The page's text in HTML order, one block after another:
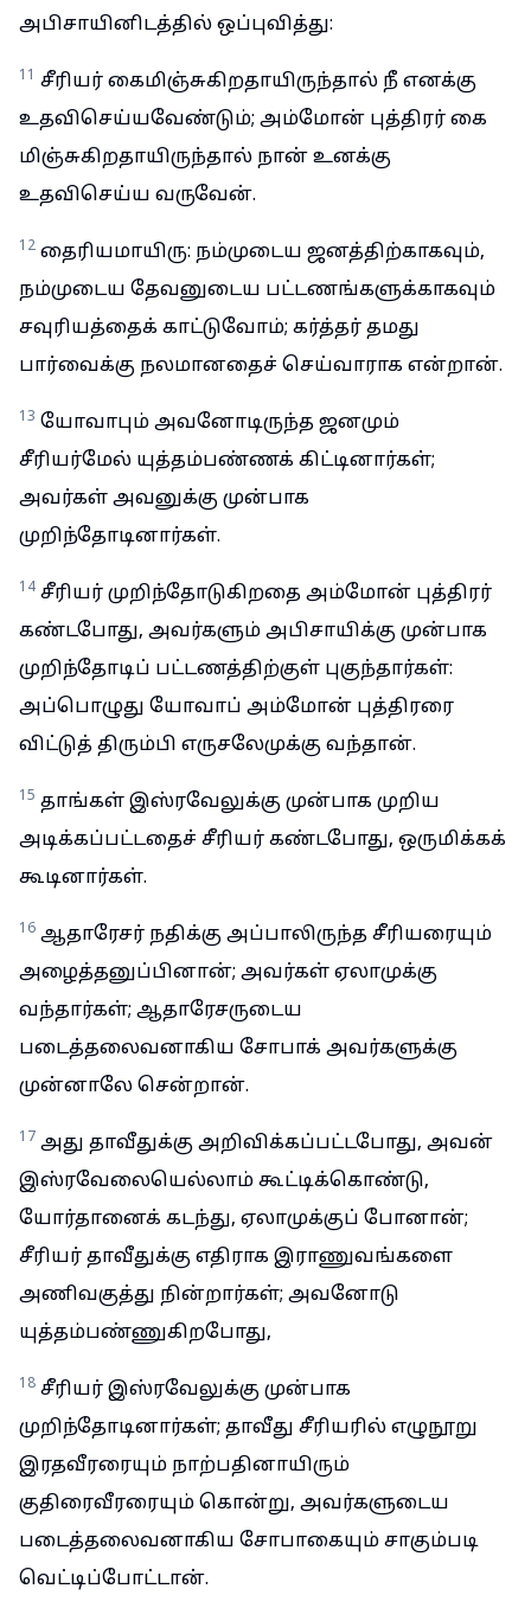
அபிசாயினிடத்தில் ஒப்புவித்து:
11 சீரியர் கைமிஞ்சுகிறதாயிருந்தால் நீ எனக்கு
உதவிசெய்யவேண்டும்; அம்மோன் புத்திரர் கை
மிஞ்சுகிறதாயிருந்தால் நான் உனக்கு
உதவிசெய்ய வருவேன்.
12 தைரியமாயிரு: நம்முடைய ஜனத்திற்காகவும்,
நம்முடைய தேவனுடைய பட்டணங்களுக்காகவும்
சவுரியத்தைக் காட்டுவோம்; கர்த்தர் தமது
பார்வைக்கு நலமானதைச் செய்வாராக என்றான்.
13 யோவாபும் அவனோடிருந்த ஜனமும்
சீரியர்மேல் யுத்தம்பண்ணக் கிட்டினார்கள்;
அவர்கள் அவனுக்கு முன்பாக
முறிந்தோடினார்கள்.
14 சீரியர் முறிந்தோடுகிறதை அம்மோன் புத்திரர்
கண்டபோது, அவர்களும் அபிசாயிக்கு முன்பாக
முறிந்தோடிப் பட்டணத்திற்குள் புகுந்தார்கள்:
அப்பொழுது யோவாப் அம்மோன் புத்திரரை
விட்டுத் திரும்பி எருசலேமுக்கு வந்தான்.
15 தாங்கள் இஸ்ரவேலுக்கு முன்பாக முறிய
அடிக்கப்பட்டதைச் சீரியர் கண்டபோது, ஒருமிக்கக்
கூடினார்கள்.
16 ஆதாரேசர் நதிக்கு அப்பாலிருந்த சீரியரையும்
அழைத்தனுப்பினான்; அவர்கள் ஏலாமுக்கு
வந்தார்கள்; ஆதாரேசருடைய
படைத்தலைவனாகிய சோபாக் அவர்களுக்கு
முன்னாலே சென்றான்.
17 அது தாவீதுக்கு அறிவிக்கப்பட்டபோது, அவன்
இஸ்ரவேலையெல்லாம் கூட்டிக்கொண்டு,
யோர்தானைக் கடந்து, ஏலாமுக்குப் போனான்;
சீரியர் தாவீதுக்கு எதிராக இராணுவங்களை
அணிவகுத்து நின்றார்கள்; அவனோடு
யுத்தம்பண்ணுகிறபோது,
18 சீரியர் இஸ்ரவேலுக்கு முன்பாக
முறிந்தோடினார்கள்; தாவீது சீரியரில் எழுநூறு
இரதவீரரையும் நாற்பதினாயிரும்
குதிரைவீரரையும் கொன்று, அவர்களுடைய
படைத்தலைவனாகிய சோபாகையும் சாகும்படி
வெட்டிப்போட்டான்.